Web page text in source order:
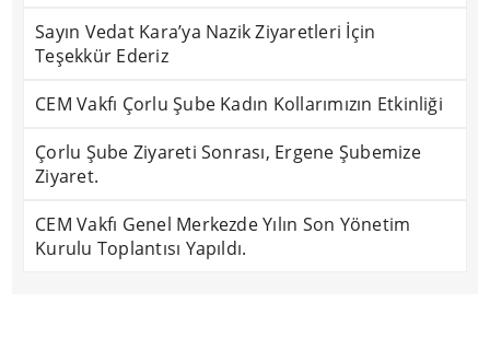
Sayın Vedat Kara’ya Nazik Ziyaretleri İçin
Teşekkür Ederiz
CEM Vakfı Çorlu Şube Kadın Kollarımızın Etkinliği
Çorlu Şube Ziyareti Sonrası, Ergene Şubemize
Ziyaret.
CEM Vakfı Genel Merkezde Yılın Son Yönetim
Kurulu Toplantısı Yapıldı.